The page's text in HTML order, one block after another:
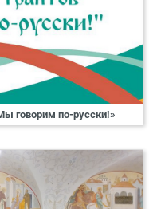
говорим по-русски!»